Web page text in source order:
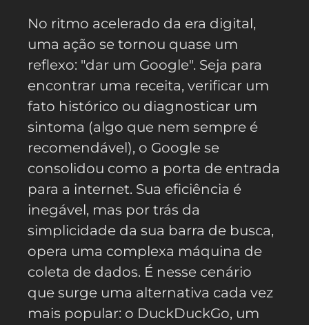
No ritmo acelerado da era digital,
uma ação se tornou quase um
reflexo: "dar um Google". Seja para
encontrar uma receita, verificar um
fato histórico ou diagnosticar um
sintoma (algo que nem sempre é
recomendável), o Google se
consolidou como a porta de entrada
para a internet. Sua eficiência é
inegável, mas por trás da
simplicidade da sua barra de busca,
opera uma complexa máquina de
coleta de dados. É nesse cenário
que surge uma alternativa cada vez
mais popular: o DuckDuckGo, um